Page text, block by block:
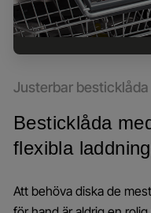
Justerbar besticklåda
Besticklåda
flexibla
Att behöva diska de